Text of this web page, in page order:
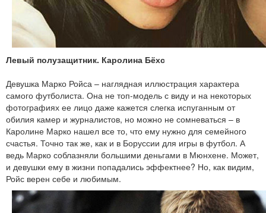
Левый полузащитник. Каролина Бёхс
Девушка Марко Ройса – наглядная иллюстрация характера
самого футболиста. Она не топ-модель с виду и на некоторых
фотографиях ее лицо даже кажется слегка испуганным от
обилия камер и журналистов, но можно не сомневаться – в
Каролине Марко нашел все то, что ему нужно для семейного
счастья. Точно так же, как и в Боруссии для игры в футбол. А
ведь Марко соблазняли большими деньгами в Мюнхене. Может,
и девушки ему в жизни попадались эффектнее? Но, как видим,
Ройс верен себе и любимым.